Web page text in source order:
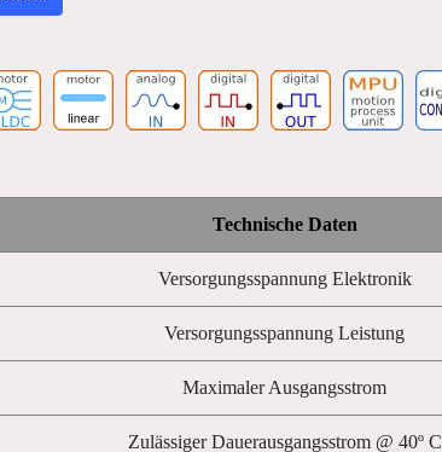
Technische Daten
Versorgungsspannung Elektronik
Versorgungsspannung Leistung
Maximaler Ausgangsstrom
Zulässiger Dauerausgangsstrom @ 40º C